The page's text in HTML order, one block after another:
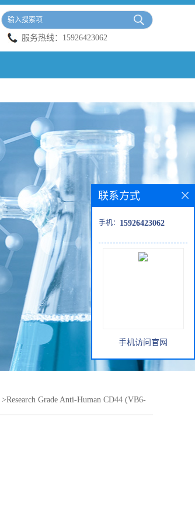
服务热线： 15926423062
>Research Grade Anti-Human CD44 (VB6-
联系方式
手机： 15926423062
手机访问官网